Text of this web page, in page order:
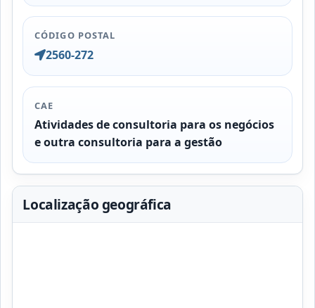
CÓDIGO POSTAL
2560-272
CAE
Atividades de consultoria para os negócios
e outra consultoria para a gestão
Localização geográfica